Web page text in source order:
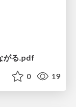
がる.pdf
0 19